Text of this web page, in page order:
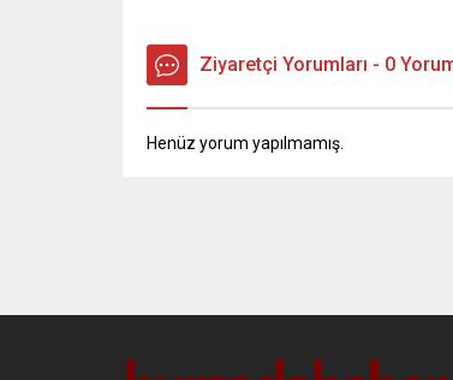
Ziyaretçi Yorumları - 0
Henüz yorum yapılmamış.